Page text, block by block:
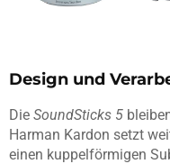
Design und
Die SoundSticks 5
Harman Kardon setzt
einen kuppelförmigen